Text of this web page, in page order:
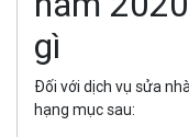
gì
Đối với dịch vụ sửa
hạng mục sau: